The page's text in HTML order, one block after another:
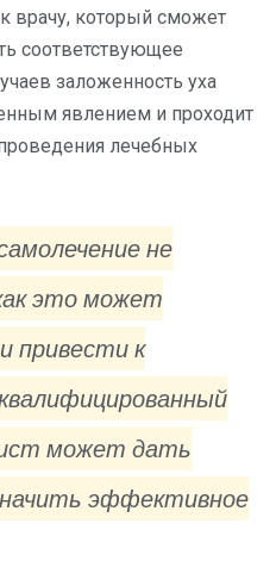
врачу, который сможет
соответствующее
заложенность уха
явлением и проходит
лечебных
не
это может
привести к
может дать
эффективное